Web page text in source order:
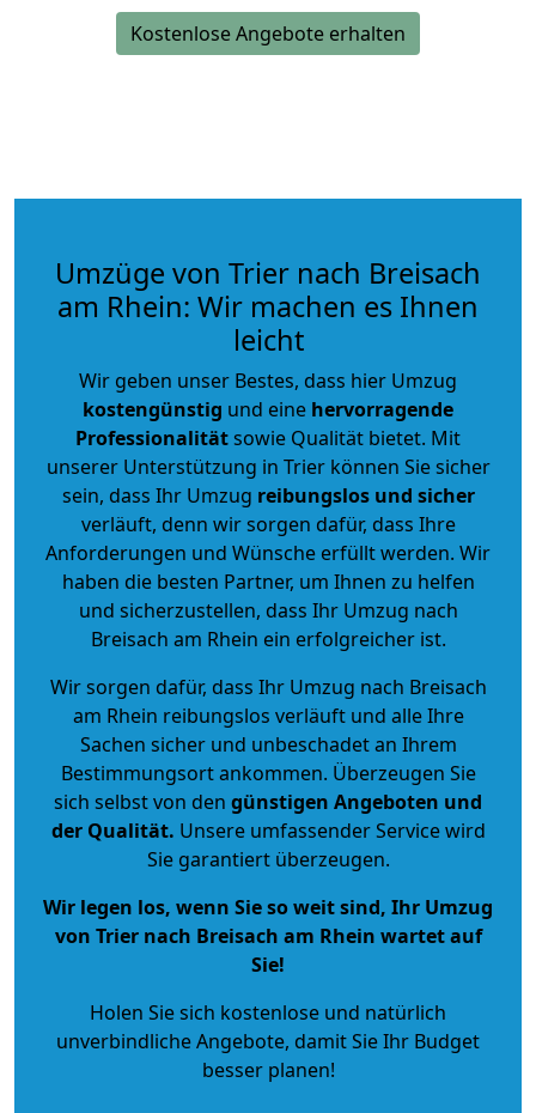
Kostenlose Angebote erhalten
Umzüge von Trier nach Breisach
am Rhein: Wir machen es Ihnen
leicht
Wir geben unser Bestes, dass hier Umzug
kostengünstig und eine hervorragende
Professionalitätsowie Qualität bietet. Mit
unserer Unterstützung in Trier können Sie sicher
sein, dass Ihr Umzug reibungslos und sicher
verläuft, denn wir sorgen dafür, dass Ihre
Anforderungen und Wünsche erfüllt werden. Wir
haben die besten Partner, um Ihnen zu helfen
und sicherzustellen, dass Ihr Umzug nach
Breisach am Rhein ein erfolgreicher ist.
Wir sorgen dafür, dass Ihr Umzug nach Breisach
am Rhein reibungslos verläuft und alle Ihre
Sachen sicher und unbeschadet an Ihrem
Bestimmungsort ankommen. Überzeugen Sie
sich selbst von den günstigen Angeboten und
der Qualität. Unsere umfassender Service wird
Sie garantiert überzeugen.
Wir legen los, wenn Sie so weit sind, Ihr Umzug
von Trier nach Breisach am Rhein wartet auf
Sie!
Holen Sie sich kostenlose und natürlich
unverbindliche Angebote, damit Sie Ihr Budget
besser planen!